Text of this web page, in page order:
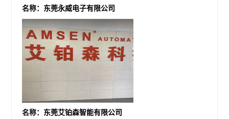
名称：东莞永威电子有限公司
名称：东莞艾铂森智能有限公司